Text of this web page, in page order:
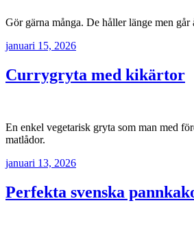
Gör gärna många. De håller länge men går
januari 15, 2026
Currygryta med kikärtor
En enkel vegetarisk gryta som man med
matlådor.
januari 13, 2026
Perfekta svenska